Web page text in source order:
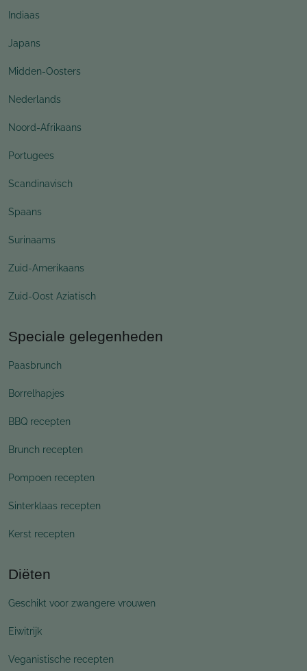
Indiaas
Japans
Midden-Oosters
Nederlands
Noord-Afrikaans
Portugees
Scandinavisch
Spaans
Surinaams
Zuid-Amerikaans
Zuid-Oost Aziatisch
Speciale gelegenheden
Paasbrunch
Borrelhapjes
BBQ recepten
Brunch recepten
Pompoen recepten
Sinterklaas recepten
Kerst recepten
Diëten
Geschikt voor zwangere vrouwen
Eiwitrijk
Veganistische recepten